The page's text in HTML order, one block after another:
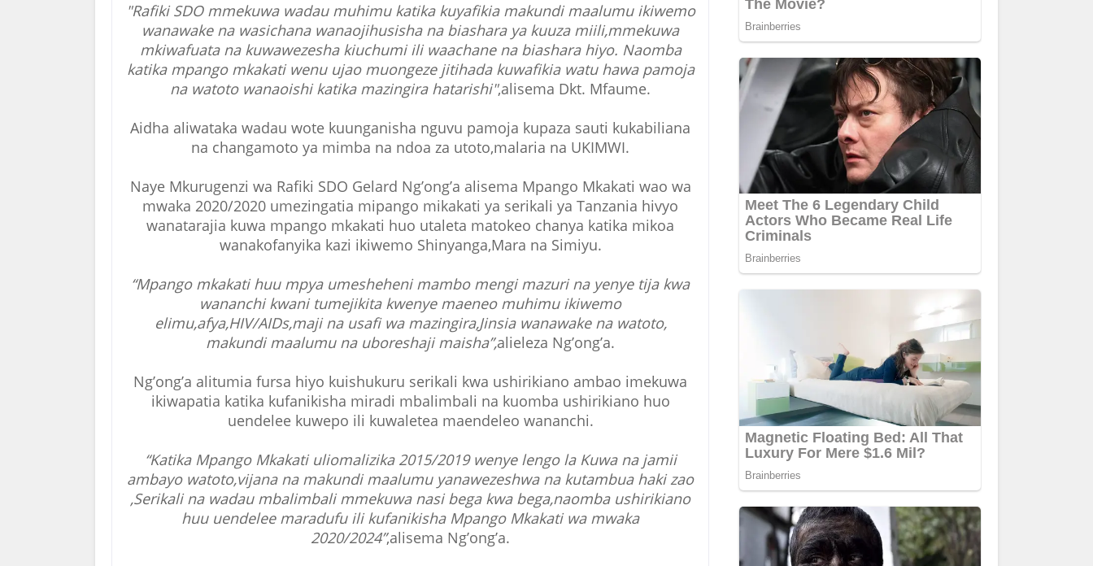
"Rafiki SDO mmekuwa wadau muhimu katika kuyafikia makundi maalumu ikiwemo
wanawake na wasichana wanaojihusisha na biashara ya kuuza miili,mmekuwa
mkiwafuata na kuwawezesha kiuchumi ili waachane na biashara hiyo. Naomba
katika mpango mkakati wenu ujao muongeze jitihada kuwafikia watu hawa pamoja
na watoto wanaoishi katika mazingira hatarishi",alisema Dkt. Mfaume.
Aidha aliwataka wadau wote kuunganisha nguvu pamoja kupaza sauti kukabiliana
na changamoto ya mimba na ndoa za utoto,malaria na UKIMWI.
Naye Mkurugenzi wa Rafiki SDO Gelard Ng’ong’a alisema Mpango Mkakati wao wa
mwaka 2020/2020 umezingatia mipango mikakati ya serikali ya Tanzania hivyo
wanatarajia kuwa mpango mkakati huo utaleta matokeo chanya katika mikoa
wanakofanyika kazi ikiwemo Shinyanga,Mara na Simiyu.
“Mpango mkakati huu mpya umesheheni mambo mengi mazuri na yenye tija kwa
wananchi kwani tumejikita kwenye maeneo muhimu ikiwemo
elimu,afya,HIV/AIDs,maji na usafi wa mazingira,Jinsia wanawake na watoto,
makundi maalumu na uboreshaji maisha”,alieleza Ng’ong’a.
Ng’ong’a alitumia fursa hiyo kuishukuru serikali kwa ushirikiano ambao imekuwa
ikiwapatia katika kufanikisha miradi mbalimbali na kuomba ushirikiano huo
uendelee kuwepo ili kuwaletea maendeleo wananchi.
“Katika Mpango Mkakati uliomalizika 2015/2019 wenye lengo la Kuwa na jamii
ambayo watoto,vijana na makundi maalumu yanawezeshwa na kutambua haki zao
,Serikali na wadau mbalimbali mmekuwa nasi bega kwa bega,naomba ushirikiano
huu uendelee maradufu ili kufanikisha Mpango Mkakati wa mwaka
2020/2024”,alisema Ng’ong’a.